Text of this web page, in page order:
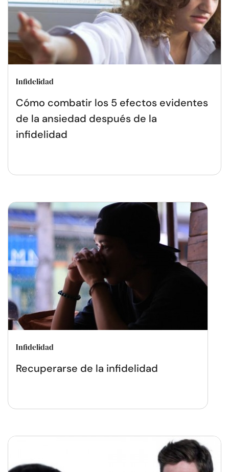
Infidelidad
Cómo combatir los 5 efectos evidentes
de la ansiedad después de la
infidelidad
Infidelidad
Recuperarse de la infidelidad